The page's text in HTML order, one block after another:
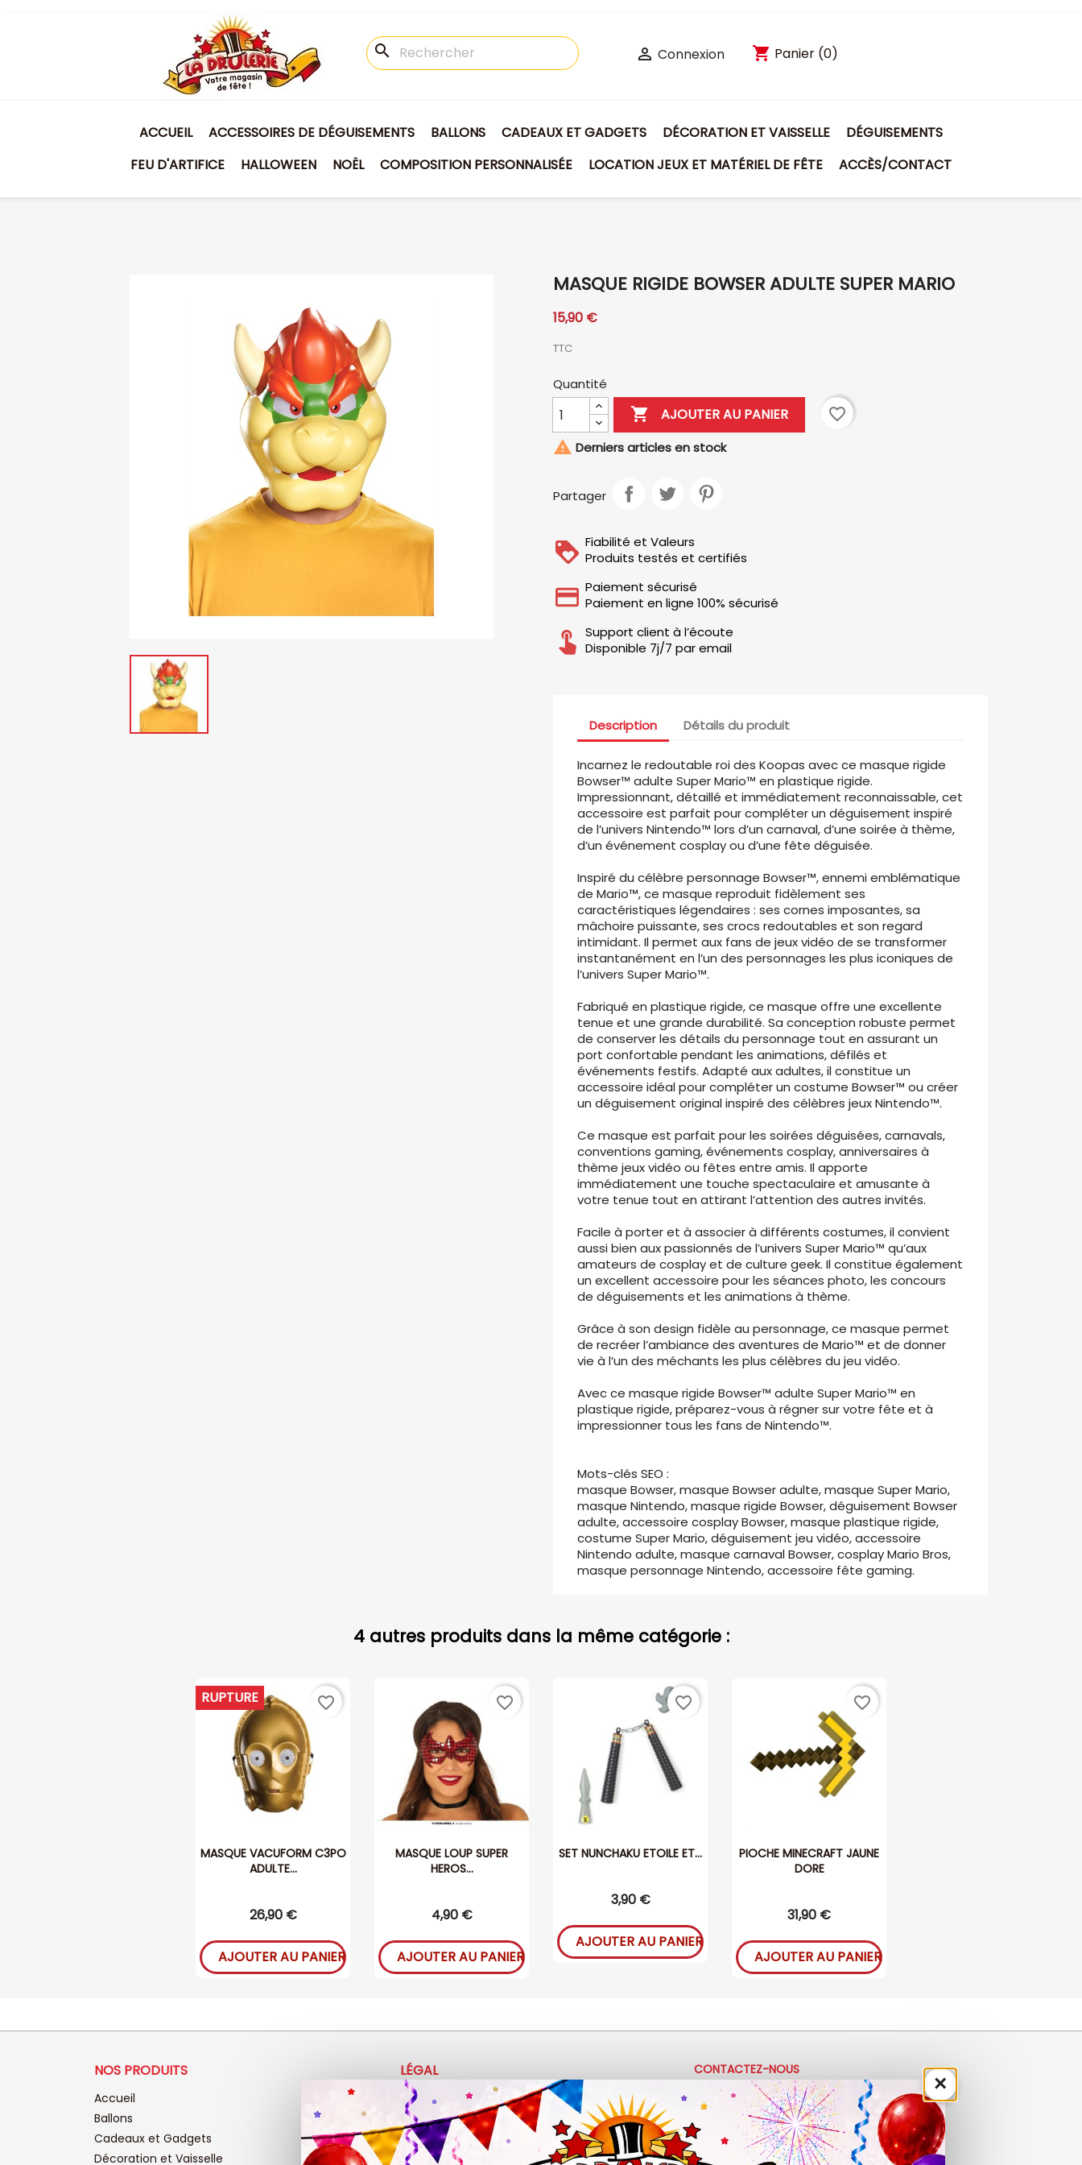
search  Connexion shopping_cart Panier (0)
ACCUEIL ACCESSOIRES DE DÉGUISEMENTS BALLONS CADEAUX ET GADGETS DÉCORATION ET VAISSELLE
DÉGUISEMENTS
FEU D'ARTIFICE
HALLOWEEN NOËL COMPOSITION PERSONNALISÉE LOCATION JEUX ET MATÉRIEL DE FÊTE ACCÈS/CONTACT
MASQUE RIGIDE BOWSER ADULTE SUPER MARIO
15,90 €
TTC
Quantité
 AJOUTER AU PANIER
favorite_border
 Derniers articles en stock
Partager
Fiabilité et Valeurs
Produits testés et certifiés
Paiement sécurisé
Paiement en ligne 100% sécurisé
Support client à l’écoute
Disponible 7j/7 par email
Description Détails du produit
Incarnez le redoutable roi des Koopas avec ce masque rigide
Bowser™ adulte Super Mario™ en plastique rigide.
Impressionnant, détaillé et immédiatement reconnaissable, cet
accessoire est parfait pour compléter un déguisement inspiré
de l’univers Nintendo™ lors d’un carnaval, d’une soirée à thème,
d’un événement cosplay ou d’une fête déguisée.
Inspiré du célèbre personnage Bowser™, ennemi emblématique
de Mario™, ce masque reproduit fidèlement ses
caractéristiques légendaires : ses cornes imposantes, sa
mâchoire puissante, ses crocs redoutables et son regard
intimidant. Il permet aux fans de jeux vidéo de se transformer
instantanément en l’un des personnages les plus iconiques de
l’univers Super Mario™.
Fabriqué en plastique rigide, ce masque offre une excellente
tenue et une grande durabilité. Sa conception robuste permet
de conserver les détails du personnage tout en assurant un
port confortable pendant les animations, défilés et
événements festifs. Adapté aux adultes, il constitue un
accessoire idéal pour compléter un costume Bowser™ ou créer
un déguisement original inspiré des célèbres jeux Nintendo™.
Ce masque est parfait pour les soirées déguisées, carnavals,
conventions gaming, événements cosplay, anniversaires à
thème jeux vidéo ou fêtes entre amis. Il apporte
immédiatement une touche spectaculaire et amusante à
votre tenue tout en attirant l’attention des autres invités.
Facile à porter et à associer à différents costumes, il convient
aussi bien aux passionnés de l’univers Super Mario™ qu’aux
amateurs de cosplay et de culture geek. Il constitue également
un excellent accessoire pour les séances photo, les concours
de déguisements et les animations à thème.
Grâce à son design fidèle au personnage, ce masque permet
de recréer l’ambiance des aventures de Mario™ et de donner
vie à l’un des méchants les plus célèbres du jeu vidéo.
Avec ce masque rigide Bowser™ adulte Super Mario™ en
plastique rigide, préparez-vous à régner sur votre fête et à
impressionner tous les fans de Nintendo™.
Mots-clés SEO :
masque Bowser, masque Bowser adulte, masque Super Mario,
masque Nintendo, masque rigide Bowser, déguisement Bowser
adulte, accessoire cosplay Bowser, masque plastique rigide,
costume Super Mario, déguisement jeu vidéo, accessoire
Nintendo adulte, masque carnaval Bowser, cosplay Mario Bros,
masque personnage Nintendo, accessoire fête gaming.
4 autres produits dans la même catégorie :
MASQUE VACUFORM C3PO
ADULTE...
26,90 €
RUPTURE
AJOUTER AU PANIER
favorite_border
MASQUE LOUP SUPER
HEROS...
4,90 €
AJOUTER AU PANIER
favorite_border
SET NUNCHAKU ETOILE ET...
3,90 €
AJOUTER AU PANIER
favorite_border
PIOCHE MINECRAFT JAUNE
DORE
31,90 €
AJOUTER AU PANIER
favorite_border
NOS PRODUITS
Accueil
Ballons
Cadeaux et Gadgets
Décoration et Vaisselle
LÉGAL
Mentions légales
Politique de confidentialité
Conditions d'utilisation
CONTACTEZ-NOUS
+33 (0)4 50 40 81 00
contact@ladrolerie.fr
38 Rue de la Maladière
×